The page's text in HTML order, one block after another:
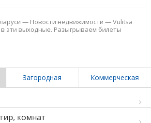
— Новости недвижимости —Vulitsa
в эти выходные. Разыгрываем билеты
Загородная Коммерческая
комнат